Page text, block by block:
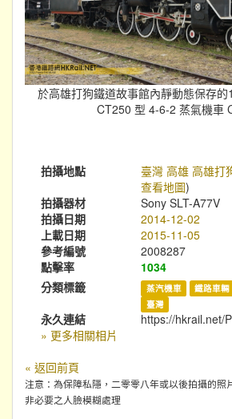
於高雄打狗鐵道故事館內靜動態保存
CT250 型 4-6-2 蒸氣機車
拍攝地點 臺灣 高雄 高雄打
查看地圖)
拍攝器材
Sony SLT-A77V
拍攝日期
2014-12-02
上載日期
2015-11-05
參考編號
2008287
點擊率
1034
分類標籤
蒸汽機車 鐵路車輛
臺灣
永久連結
https://hkrail.net/
» 更多相關相片
« 返回前頁
注意：為保障私隱，二零零八年或以後拍攝的照
非必要之人臉模糊處理